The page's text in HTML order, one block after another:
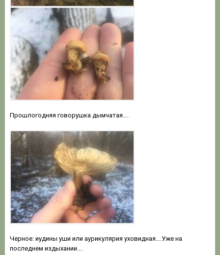
Прошлогодняя говорушка дымчатая….
Черное: иудины уши или аурикулярия уховидная….Уже на
последнем издыхании….